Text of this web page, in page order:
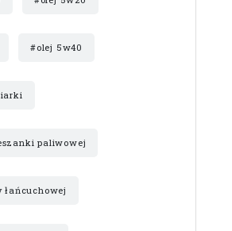
#olej 5w40
paliwowej
łańcuchowej